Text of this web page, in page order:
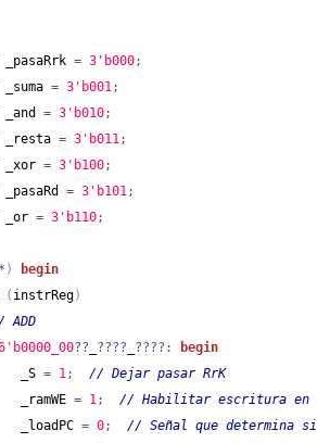
_pasaRrk = 3'b000;
_suma = 3'b001;
_and = 3'b010;
_resta = 3'b011;
_xor = 3'b100;
_pasaRd = 3'b101;
_or = 3'b110;
* )
begin
( instrReg)
ADD
?? ???? ????:
begin
= 1;
// Dejar pasar RrK
= 1;
// Habilitar escritura en
= 0;
// Señal que determina